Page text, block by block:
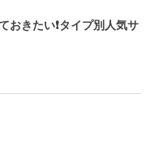
おきたい❗️タイプ別人気サ